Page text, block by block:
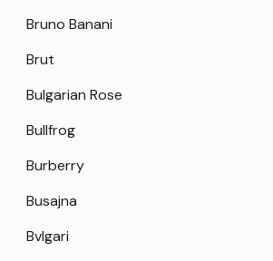
Bruno Banani
Brut
Bulgarian Rose
Bullfrog
Burberry
Busajna
Bvlgari